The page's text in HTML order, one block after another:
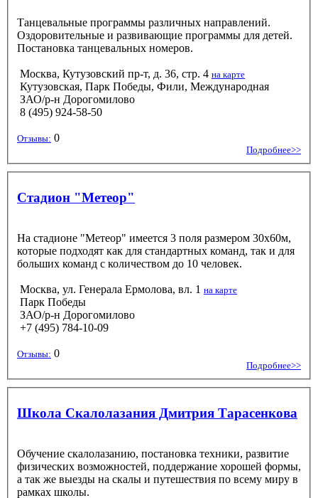
Танцевальные программы различных направлений.
Оздоровительные и развивающие программы для детей.
Постановка танцевальных номеров.
Москва, Кутузовский пр-т, д. 36, стр. 4 на карте
Кутузовская, Парк Победы, Фили, Международная
ЗАО/р-н Дорогомилово
8 (495) 924-58-50
Отзывы: 0
Подробнее>>
Стадион "Метеор"
На стадионе "Метеор" имеется 3 поля размером 30х60м,
которые подходят как для стандартных команд, так и для
больших команд с количеством до 10 человек.
Москва, ул. Генерала Ермолова, вл. 1 на карте
Парк Победы
ЗАО/р-н Дорогомилово
+7 (495) 784-10-09
Отзывы: 0
Подробнее>>
Школа Скалолазания Дмитрия Тарасенкова
Обучение скалолазанию, постановка техники, развитие
физических возможностей, поддержание хорошей формы,
а так же выезды на скалы и путешествия по всему миру в
рамках школы.